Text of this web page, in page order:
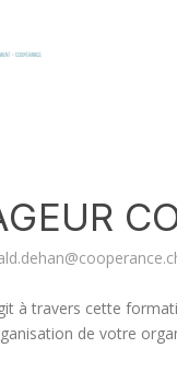
à travers cette
de votre